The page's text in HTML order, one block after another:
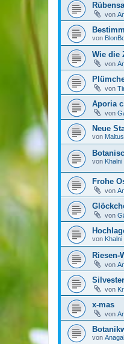
von
von
Wie die
von
von
Aporia
von
Neue
von Maltus
von Khalni
Frohe
von
von
von Khalni
Riesen-
von
von
x-mas
von
von